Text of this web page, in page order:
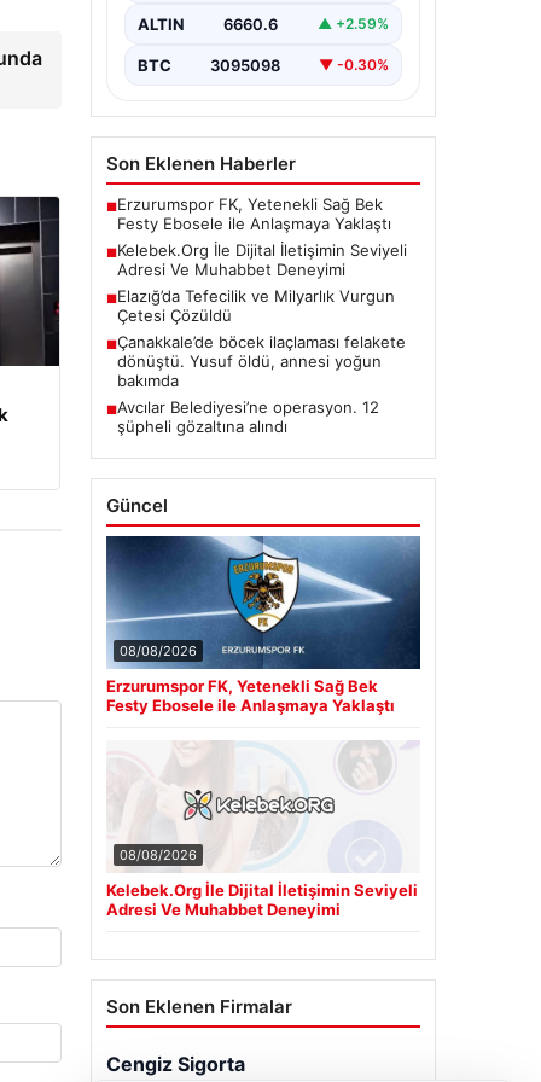
birçok…
ALTIN 6660.6 ▲ +2.59%
BTC 3095098 ▼ -0.30%
Son Eklenen Haberler
■Erzurumspor FK, Yetenekli Sağ Bek
Festy Ebosele ile Anlaşmaya Yaklaştı
■Kelebek.Org İle Dijital İletişimin Seviyeli
Adresi Ve Muhabbet Deneyimi
■Elazığ’da Tefecilik ve Milyarlık Vurgun
Çetesi Çözüldü
■Çanakkale’de böcek ilaçlaması felakete
dönüştü. Yusuf öldü, annesi yoğun
bakımda
■Avcılar Belediyesi’ne operasyon. 12
şüpheli gözaltına alındı
Güncel
08/08/2026
Erzurumspor FK, Yetenekli Sağ Bek
Festy Ebosele ile Anlaşmaya Yaklaştı
08/08/2026
Kelebek.Org İle Dijital İletişimin Seviyeli
Adresi Ve Muhabbet Deneyimi
Son Eklenen Firmalar